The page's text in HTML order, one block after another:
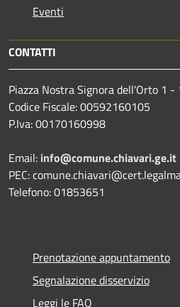
Eventi
CONTATTI
Piazza Nostra Signora dell'Orto 1 -
Codice Fiscale: 00592160105
P.Iva: 00170160998
Email: info@comune.chiavari.ge.it
PEC:
Telefono: 01853651
Prenotazione appuntamento
Segnalazione disservizio
Leggi le FAQ